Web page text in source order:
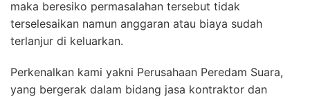
maka beresiko permasalahan tersebut tidak
terselesaikan namun anggaran atau biaya sudah
terlanjur di keluarkan.
Perkenalkan kami yakni Perusahaan Peredam Suara,
yang bergerak dalam bidang jasa kontraktor dan